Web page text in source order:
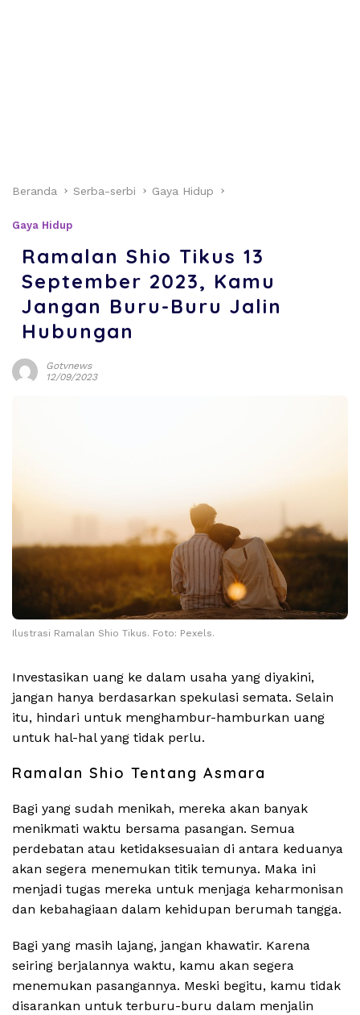
Beranda Serba-serbi Gaya Hidup
Gaya Hidup
Ramalan Shio Tikus 13
September 2023, Kamu
Jangan Buru-Buru Jalin
Hubungan
Gotvnews
12/09/2023
Ilustrasi Ramalan Shio Tikus. Foto: Pexels.
Investasikan uang ke dalam usaha yang diyakini,
jangan hanya berdasarkan spekulasi semata. Selain
itu, hindari untuk menghambur-hamburkan uang
untuk hal-hal yang tidak perlu.
Ramalan Shio Tentang Asmara
Bagi yang sudah menikah, mereka akan banyak
menikmati waktu bersama pasangan. Semua
perdebatan atau ketidaksesuaian di antara keduanya
akan segera menemukan titik temunya. Maka ini
menjadi tugas mereka untuk menjaga keharmonisan
dan kebahagiaan dalam kehidupan berumah tangga.
Bagi yang masih lajang, jangan khawatir. Karena
seiring berjalannya waktu, kamu akan segera
menemukan pasangannya. Meski begitu, kamu tidak
disarankan untuk terburu-buru dalam menjalin